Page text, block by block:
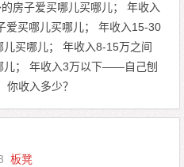
房子爱买哪儿买哪儿； 年收入
买哪儿买哪儿； 年收入15-30
买哪儿； 年收入8-15万之间
； 年收入3万以下——自己刨
收入多少？
板凳